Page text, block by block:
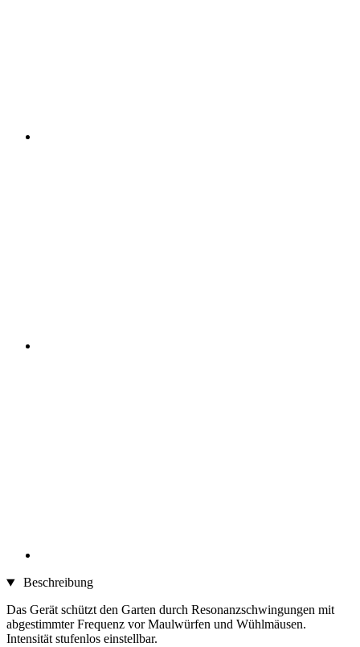
Beschreibung
Das Gerät schützt den Garten durch Resonanzschwingungen mit
abgestimmter Frequenz vor Maulwürfen und Wühlmäusen.
Intensität stufenlos einstellbar.